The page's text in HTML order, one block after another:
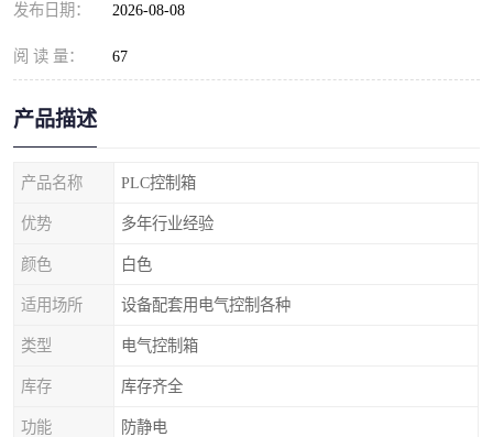
发布日期： 2026-08-08
阅 读 量： 67
产品描述
产品名称 PLC控制箱
优势 多年行业经验
颜色 白色
适用场所 设备配套用电气控制各种
类型 电气控制箱
库存 库存齐全
功能 防静电